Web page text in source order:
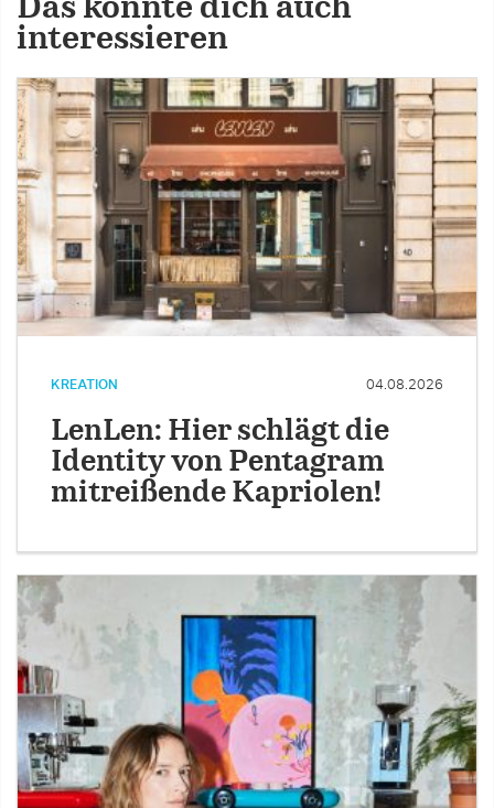
Das könnte dich auch
interessieren
KREATION 04.08.2026
LenLen: Hier schlägt die
Identity von Pentagram
mitreißende Kapriolen!